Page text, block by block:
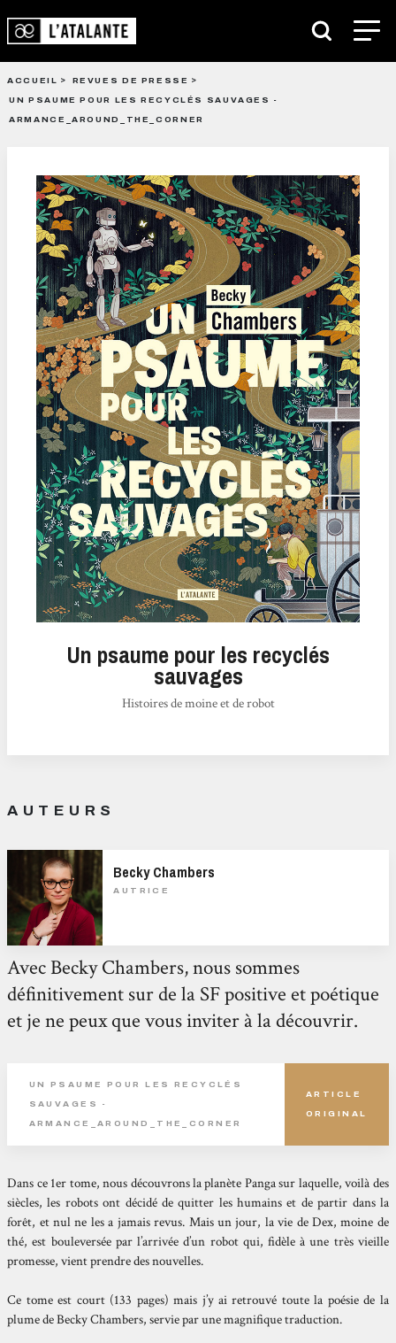
ACCUEIL
REVUES DE PRESSE
UN PSAUME POUR LES RECYCLÉS SAUVAGES -
ARMANCE_AROUND_THE_CORNER
Un psaume pour les recyclés
sauvages
Histoires de moine et de robot
AUTEURS
Becky Chambers
AUTRICE
Avec Becky Chambers, nous sommes
définitivement sur de la SF positive et poétique
et je ne peux que vous inviter à la découvrir.
UN PSAUME POUR LES RECYCLÉS
SAUVAGES -
ARMANCE_AROUND_THE_CORNER
ARTICLE
ORIGINAL
Dans ce 1er tome, nous découvrons la planète Panga sur laquelle, voilà des
siècles, les robots ont décidé de quitter les humains et de partir dans la
forêt, et nul ne les a jamais revus. Mais un jour, la vie de Dex, moine de
thé, est bouleversée par l’arrivée d’un robot qui, fidèle à une très vieille
promesse, vient prendre des nouvelles.
Ce tome est court (133 pages) mais j’y ai retrouvé toute la poésie de la
plume de Becky Chambers, servie par une magnifique traduction.